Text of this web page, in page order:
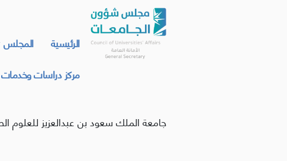
الرئيسية المجلس
مركز دراسات وخدمات
جامعة الملك سعود بن عبدالعزيز للعلوم